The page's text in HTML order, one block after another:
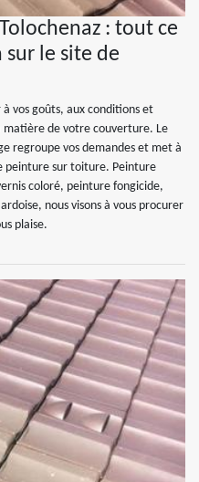
: tout ce
sur le site de
vos goûts, aux conditions et
matière de votre couverture. Le
regroupe vos demandes et met à
peinture sur toiture. Peinture
coloré, peinture fongicide,
nous visons à vous procurer
plaise.